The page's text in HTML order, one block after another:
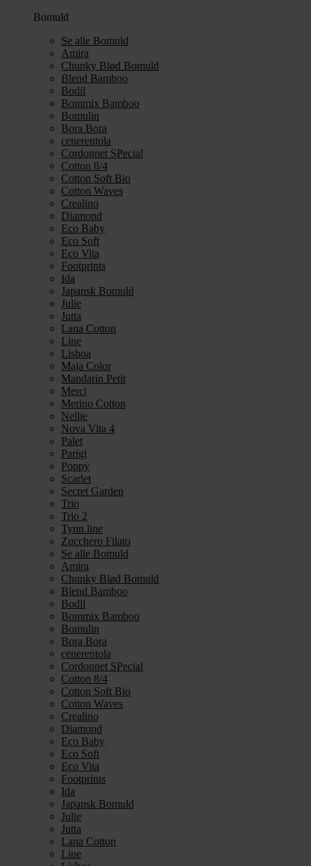
Bomuld
Se alle Bomuld
Amira
Chunky Blød Bomuld
Blend Bamboo
Bodil
Bommix Bamboo
Bomulin
Bora Bora
cenerentola
Cordonnet SPecial
Cotton 8/4
Cotton Soft Bio
Cotton Waves
Crealino
Diamond
Eco Baby
Eco Soft
Eco Vita
Footprints
Ida
Japansk Bomuld
Julie
Jutta
Lana Cotton
Line
Lisboa
Maja Color
Mandarin Petit
Merci
Merino Cotton
Nellie
Nova Vita 4
Palet
Parigi
Poppy
Scarlet
Secret Garden
Trio
Trio 2
Tynn line
Zucchero Filato
Se alle Bomuld
Amira
Chunky Blød Bomuld
Blend Bamboo
Bodil
Bommix Bamboo
Bomulin
Bora Bora
cenerentola
Cordonnet SPecial
Cotton 8/4
Cotton Soft Bio
Cotton Waves
Crealino
Diamond
Eco Baby
Eco Soft
Eco Vita
Footprints
Ida
Japansk Bomuld
Julie
Jutta
Lana Cotton
Line